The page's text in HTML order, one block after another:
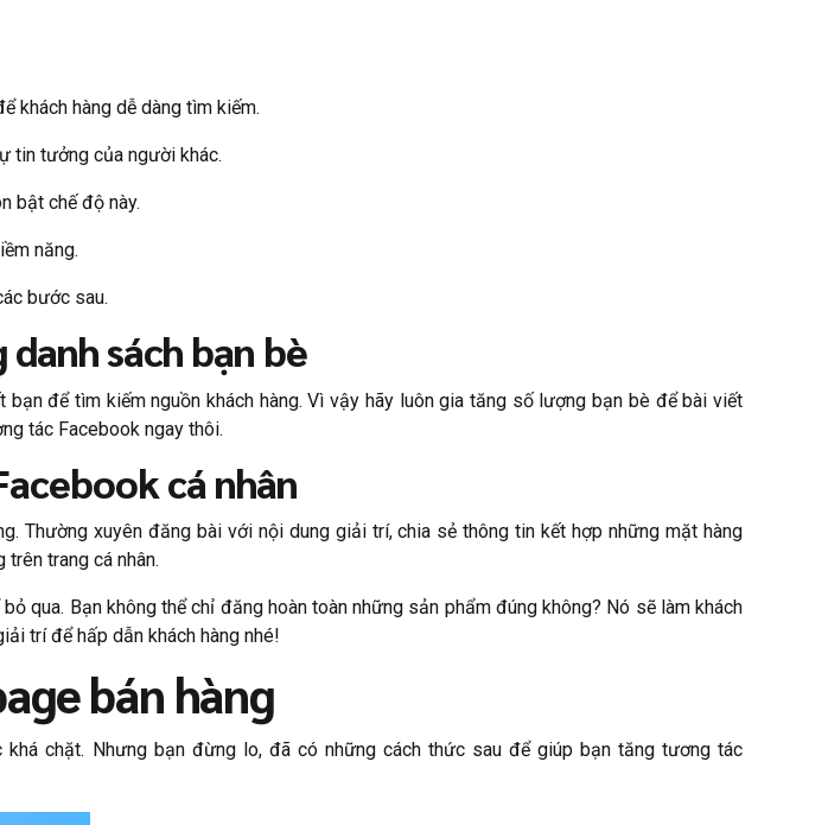
khách hàng dễ dàng tìm kiếm.
tin tưởng của người khác.
bật chế độ này.
năng.
bước sau.
sách bạn bè
để tìm kiếm nguồn khách hàng. Vì vậy hãy luôn gia tăng số lượng bạn bè để bài viết
tác Facebook ngay thôi.
cá nhân
Thường xuyên đăng bài với nội dung giải trí, chia sẻ thông tin kết hợp những mặt hàng
trang cá nhân.
qua. Bạn không thể chỉ đăng hoàn toàn những sản phẩm đúng không? Nó sẽ làm khách
trí để hấp dẫn khách hàng nhé!
bán hàng
chặt. Nhưng bạn đừng lo, đã có những cách thức sau để giúp bạn tăng tương tác